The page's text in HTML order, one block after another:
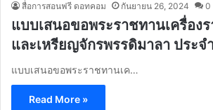
สื่อการสอนฟรี ดอทคอม กันยายน 26, 2024 0
แบบเสนอขอพระราชทานเครื่อง
และเหรียญจักรพรรดิมาลา ประจ
แบบเสนอขอพระราชทานเค…
Read More »